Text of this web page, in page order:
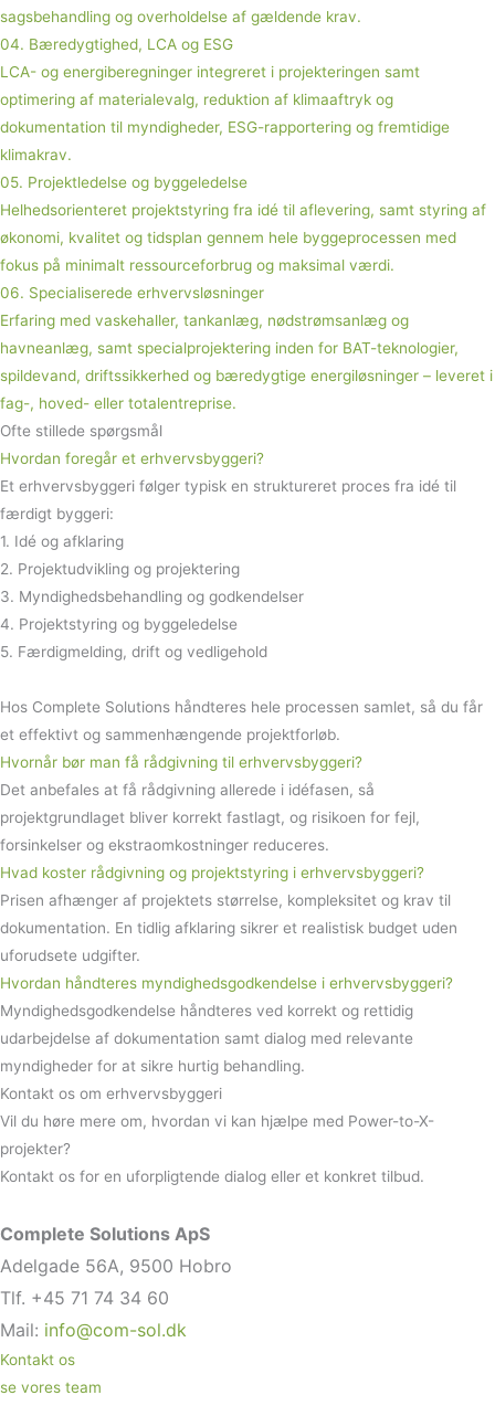
sagsbehandling og overholdelse af gældende krav.
04. Bæredygtighed, LCA og ESG
LCA- og energiberegninger integreret i projekteringen samt
optimering af materialevalg, reduktion af klimaaftryk og
dokumentation til myndigheder, ESG-rapportering og fremtidige
klimakrav.
05. Projektledelse og byggeledelse
Helhedsorienteret projektstyring fra idé til aflevering, samt styring af
økonomi, kvalitet og tidsplan gennem hele byggeprocessen med
fokus på minimalt ressourceforbrug og maksimal værdi.
06. Specialiserede erhvervsløsninger
Erfaring med vaskehaller, tankanlæg, nødstrømsanlæg og
havneanlæg, samt specialprojektering inden for BAT-teknologier,
spildevand, driftssikkerhed og bæredygtige energiløsninger – leveret i
fag-, hoved- eller totalentreprise.
Ofte stillede spørgsmål
Hvordan foregår et erhvervsbyggeri?
Et erhvervsbyggeri følger typisk en struktureret proces fra idé til
færdigt byggeri:
1. Idé og afklaring
2. Projektudvikling og projektering
3. Myndighedsbehandling og godkendelser
4. Projektstyring og byggeledelse
5. Færdigmelding, drift og vedligehold
Hos Complete Solutions håndteres hele processen samlet, så du får
et effektivt og sammenhængende projektforløb.
Hvornår bør man få rådgivning til erhvervsbyggeri?
Det anbefales at få rådgivning allerede i idéfasen, så
projektgrundlaget bliver korrekt fastlagt, og risikoen for fejl,
forsinkelser og ekstraomkostninger reduceres.
Hvad koster rådgivning og projektstyring i erhvervsbyggeri?
Prisen afhænger af projektets størrelse, kompleksitet og krav til
dokumentation. En tidlig afklaring sikrer et realistisk budget uden
uforudsete udgifter.
Hvordan håndteres myndighedsgodkendelse i erhvervsbyggeri?
Myndighedsgodkendelse håndteres ved korrekt og rettidig
udarbejdelse af dokumentation samt dialog med relevante
myndigheder for at sikre hurtig behandling.
Kontakt os om erhvervsbyggeri
Vil du høre mere om, hvordan vi kan hjælpe med Power-to-X-
projekter?
Kontakt os for en uforpligtende dialog eller et konkret tilbud.
Complete Solutions ApS
Adelgade 56A, 9500 Hobro
Tlf. +45 71 74 34 60
Mail: info@com-sol.dk
Kontakt os
se vores team